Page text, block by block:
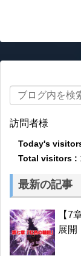
訪問者様
Today's
Total visitors :
最新の記事
【7
展開